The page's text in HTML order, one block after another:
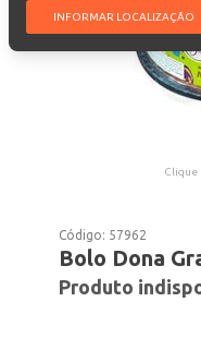
INFORMAR LOCALIZAÇÃO
Clique
Código: 57962
Bolo Dona
Produto